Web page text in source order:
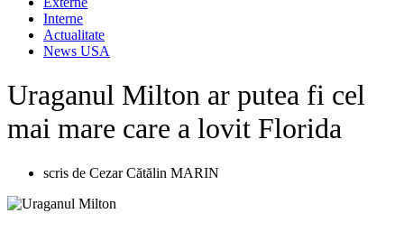
Interne
Actualitate
News USA
Uraganul Milton ar putea fi cel
mai mare care a lovit Florida
scris de Cezar Cătălin MARIN